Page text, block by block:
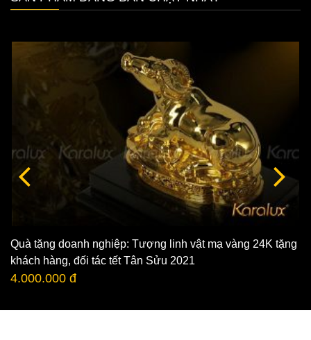
Quà tặng doanh nghiệp: Tượng linh vật mạ vàng 24K tặng
khách hàng, đối tác tết Tân Sửu 2021
4.000.000 đ